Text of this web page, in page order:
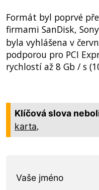
Formát byl poprvé
firmami SanDisk,
byla vyhlášena v
podporou pro PCI
rychlostí až 8 Gb / s
Klíčová slova
karta,
Vaše jméno